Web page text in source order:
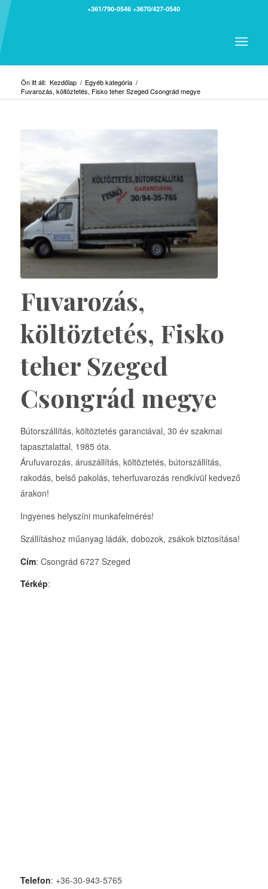
+361/790-0546 +3670/427-0540
Ön itt áll: Kezdőlap / Egyéb kategória /
Fuvarozás, költöztetés, Fisko teher Szeged Csongrád megye
Fuvarozás,
költöztetés, Fisko
teher Szeged
Csongrád megye
Bútorszállítás, költöztetés garanciával, 30 év szakmai
tapasztalattal, 1985 óta.
Árufuvarozás, áruszállítás, költöztetés, bútorszállítás,
rakodás, belső pakolás, teherfuvarozás rendkívül kedvező
árakon!
Ingyenes helyszíni munkafelmérés!
Szállításhoz műanyag ládák, dobozok, zsákok biztosítása!
Cím: Csongrád 6727 Szeged
Térkép:
Telefon: +36-30-943-5765